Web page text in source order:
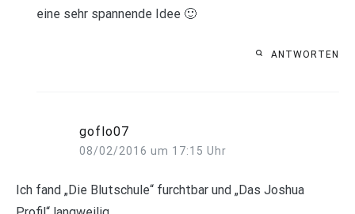
eine sehr spannende Idee 🙂
ANTWORTEN
goflo07
08/02/2016 um 17:15 Uhr
Ich fand „Die Blutschule“ furchtbar und „Das Joshua